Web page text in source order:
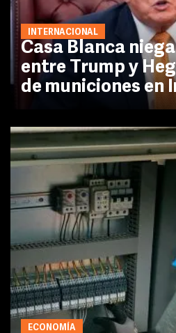
INTERNACIONAL
Casa Blanca
entre Trump y
de municiones en
ECONOMÍA